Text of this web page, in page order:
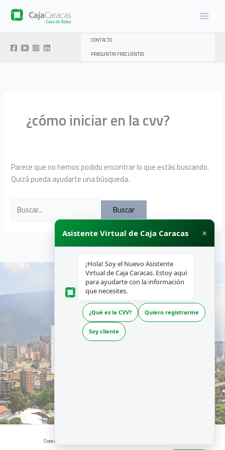
CONTACTO
PREGUNTAS FRECUENTES
¿cómo iniciar en la cvv?
Parece que no hemos podido encontrar lo que estás buscando.
Quizá pueda ayudarte una búsqueda.
por:
INICIO
NOSOTROS
Copyright © 2026 | CAJA CARACAS - Desarrollado por La Boutique
Asistente Virtual de Caja Caracas ×
¡Hola! Soy el Nuevo Asistente
Virtual de Caja Caracas. Estoy aquí
para ayudarte con la información
que necesites.
¿Qué es la CVV? Quiero registrarme
Soy cliente